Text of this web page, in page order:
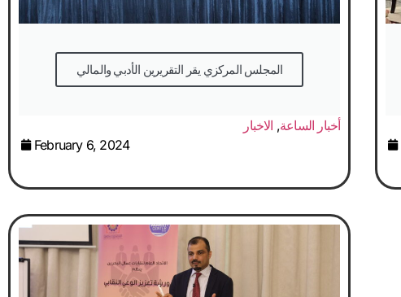
المجلس المركزي يقر التقريرين الأدبي والمالي
أخبار الساعة, الاخبار
February 6, 2024